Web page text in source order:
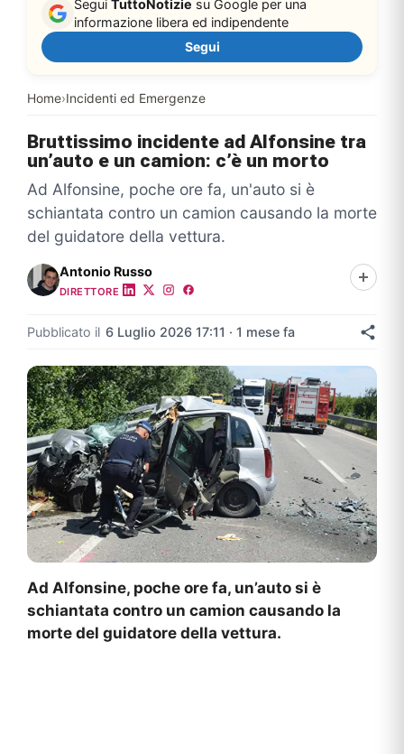
Home›Incidenti ed Emergenze
Segui TuttoNotizie su Google per una
informazione libera ed indipendente
Segui
Bruttissimo incidente ad Alfonsine tra
un’auto e un camion: c’è un morto
Ad Alfonsine, poche ore fa, un'auto si è
schiantata contro un camion causando la morte
del guidatore della vettura.
Antonio Russo
DIRETTORE
Pubblicato il 6 Luglio 2026 17:11 · 1 mese fa
Ad Alfonsine, poche ore fa, un’auto si è
schiantata contro un camion causando la
morte del guidatore della vettura.